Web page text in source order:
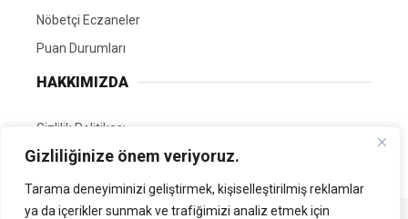
Gizliliğinize önem veriyoruz.
Tarama deneyiminizi geliştirmek, kişiselleştirilmiş reklamlar
ya da içerikler sunmak ve trafiğimizi analiz etmek için
Nöbetçi Eczaneler
Puan Durumları
HAKKIMIZDA
Gizlilik Politikası
GÖNÜLLÜ EDİTÖRÜMÜZ OL